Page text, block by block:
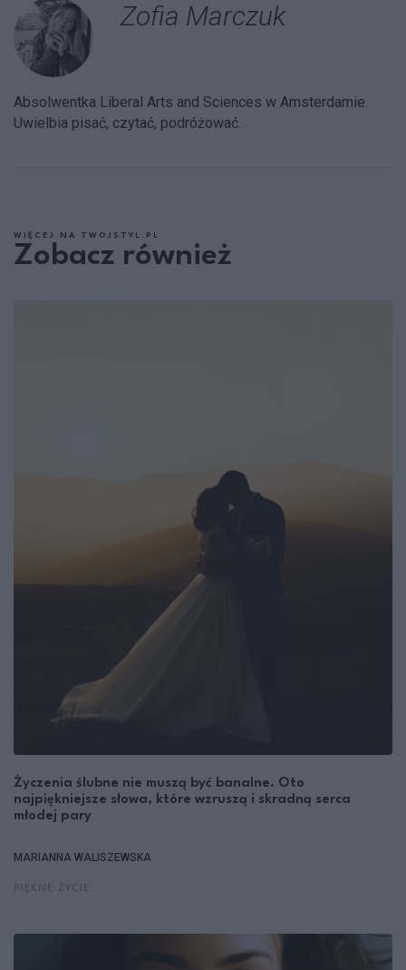
Zofia Marczuk
Absolwentka Liberal Arts and Sciences w Amsterdamie.
Uwielbia pisać, czytać, podróżować.
WIĘCEJ NA TWOJSTYL.PL
Zobacz również
Życzenia ślubne nie muszą być banalne. Oto
najpiękniejsze słowa, które wzruszą i skradną serca
młodej pary
MARIANNA WALISZEWSKA